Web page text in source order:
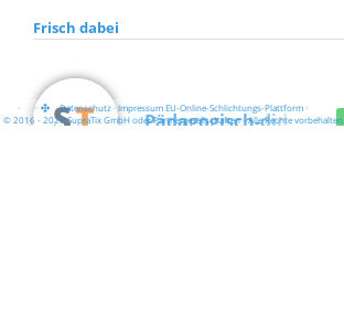
Frisch dabei
Pädagogisch-did…
· · ·Datenschutz·Impressum EU-Online-Schlichtungs-Plattform·
© 2016 - 2026 SupraTix GmbH oder Partnergesellschaften - Alle Rechte vorbehalten.